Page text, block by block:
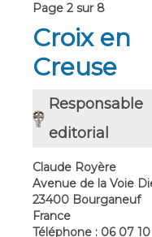
Page 2 sur 8
Croix en
Creuse
Responsable
editorial
Claude Royère
Avenue de la Voie
23400 Bourganeuf
France
Téléphone : 06 07 10